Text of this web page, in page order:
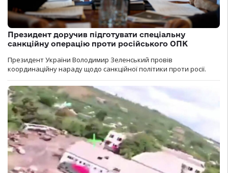
Президент доручив підготувати спеціальну
санкційну операцію проти російського ОПК
Президент України Володимир Зеленський провів
координаційну нараду щодо санкційної політики проти росії.